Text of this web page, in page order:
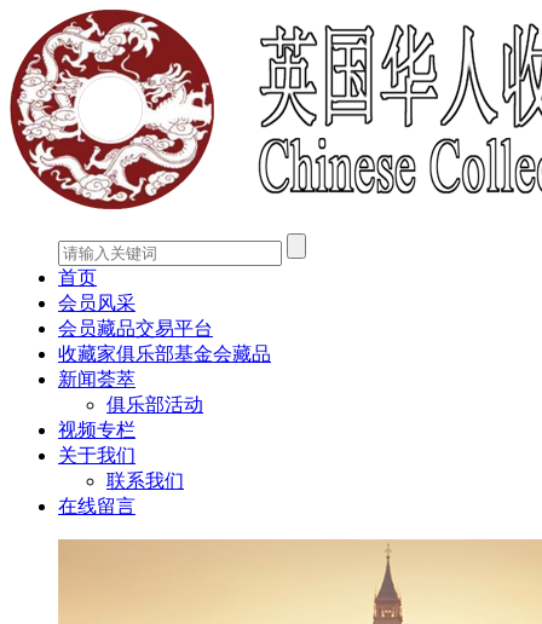
首页
会员风采
会员藏品交易平台
收藏家俱乐部基金会藏品
新闻荟萃
俱乐部活动
视频专栏
关于我们
联系我们
在线留言